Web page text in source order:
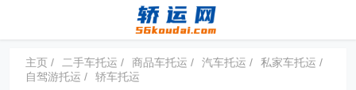
主页 二手车托运 商品车托运 汽车托运
私家车托运
自驾游托运
轿车托运